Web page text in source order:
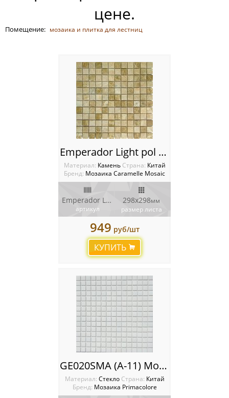
цене.
Помещение: мозаика и плитка для лестниц
Emperador Light pol Мозаика Caramelle mosaica Pietrine
Материал: Камень Cтрана: Китай
Бренд: Мозаика Caramelle Mosaic
Emperador Light pol 23х23
артикул
298х298мм
размер листа
949 руб/шт
КУПИТЬ
GE020SMA (A-11) Мозаика Primacolore (Примаколоре)
Материал: Стекло Cтрана: Китай
Бренд: Мозаика Primacolore